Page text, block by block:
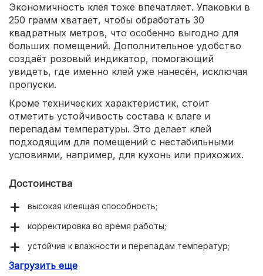
Экономичность клея тоже впечатляет. Упаковки в
250 грамм хватает, чтобы обработать 30
квадратных метров, что особенно выгодно для
больших помещений. Дополнительное удобство
создаёт розовый индикатор, помогающий
увидеть, где именно клей уже нанесён, исключая
пропуски.
Кроме технических характеристик, стоит
отметить устойчивость состава к влаге и
перепадам температуры. Это делает клей
подходящим для помещений с нестабильными
условиями, например, для кухонь или прихожих.
Достоинства
высокая клеящая способность;
корректировка во время работы;
устойчив к влажности и перепадам температур;
экономичный расход;
Загрузить еще